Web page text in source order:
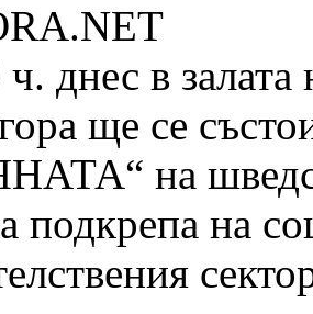
днес в
ще се
на
подкрепа на